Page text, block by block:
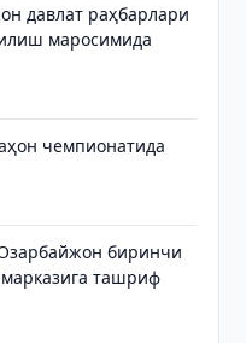
давлат раҳбарлари
маросимида
чемпионатида
биринчи
ташриф